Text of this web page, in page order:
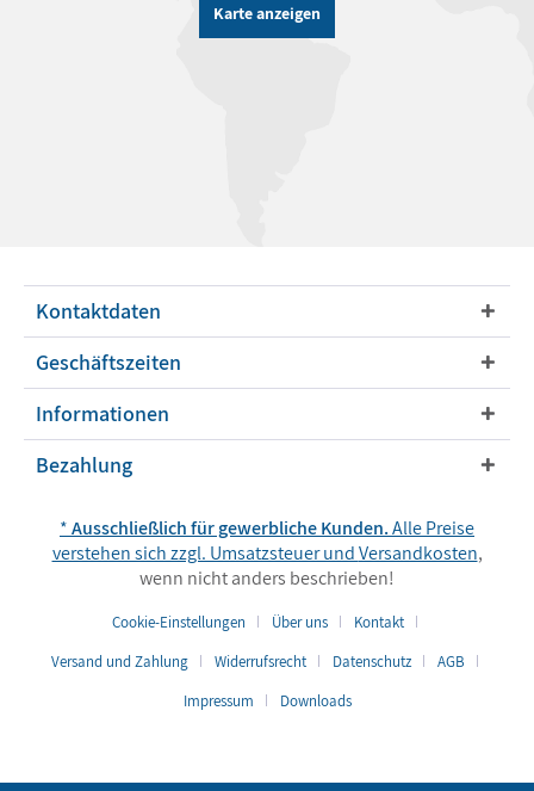
Karte anzeigen
Kontaktdaten
Geschäftszeiten
Informationen
Bezahlung
*Ausschließlich für gewerbliche Kunden.Alle Preise
verstehen sich zzgl. Umsatzsteuer undVersandkosten,
wenn nicht anders beschrieben!
Cookie-Einstellungen Über uns
Kontakt
Versand und Zahlung
Widerrufsrecht Datenschutz
AGB
Impressum
Downloads